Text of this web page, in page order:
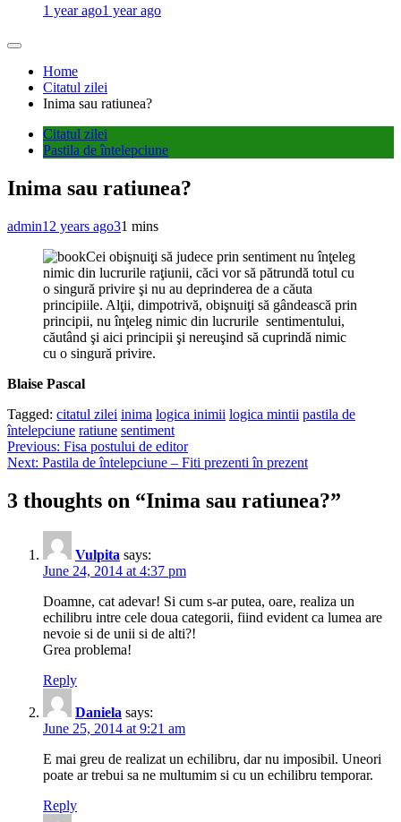
1 year ago1 year ago
Home
Citatul zilei
Inima sau ratiunea?
Citatul zilei
Pastila de întelepciune
Inima sau ratiunea?
admin12 years ago31 mins
Cei obişnuiţi să judece prin sentiment nu înţeleg
nimic din lucrurile raţiunii, căci vor să pătrundă totul cu
o singură privire şi nu au deprinderea de a căuta
principiile. Alţii, dimpotrivă, obişnuiţi să gândească prin
principii, nu înţeleg nimic din lucrurile sentimentului,
căutând şi aici principii şi nereuşind să cuprindă nimic
cu o singură privire.
Blaise Pascal
Tagged: citatul zilei inima logica inimii logica mintii pastila de
întelepciune ratiune sentiment
Post
navigation
Previous: Fisa postului de editor
Next: Pastila de întelepciune – Fiti prezenti în prezent
3 thoughts on “Inima sau ratiunea?”
Vulpita says:
June 24, 2014 at 4:37 pm
Doamne, cat adevar! Si cum s-ar putea, oare, realiza un
echilibru intre cele doua categorii, fiind evident ca lumea are
nevoie si de unii si de alti?!
Grea problema!
Reply
Daniela says:
June 25, 2014 at 9:21 am
E mai greu de realizat un echilibru, dar nu imposibil. Uneori
poate ar trebui sa ne multumim si cu un echilibru temporar.
Reply